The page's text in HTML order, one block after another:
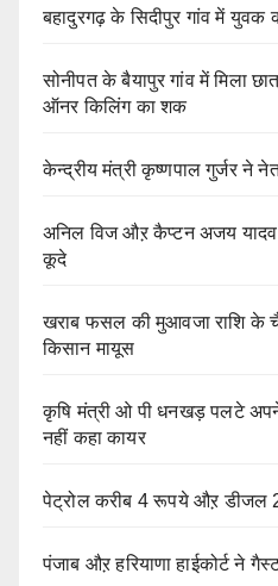
बहादुरगढ़ के सिदीपुर गांव में युवक
सोनीपत के बैयापुर गांव में मिला
ऑनर किलिंग का शक
केन्द्रीय मंत्री कृष्णपाल गुर्जर ने
अनिल विज औऱ कैप्टन अजय यादव
कूदे
खराब फसल की मुआवजा राशि के
किसान मायूस
कृषि मंत्री ओ पी धनखड़ पलटे
नहीं कहा कायर
पेट्रोल करीब 4 रूपये औऱ डीजल
पंजाब औऱ हरियाणा हाईकोर्ट ने